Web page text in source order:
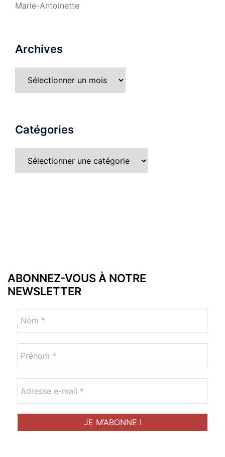
Marie-Antoinette
Archives
Catégories
ABONNEZ-VOUS À NOTRE
NEWSLETTER